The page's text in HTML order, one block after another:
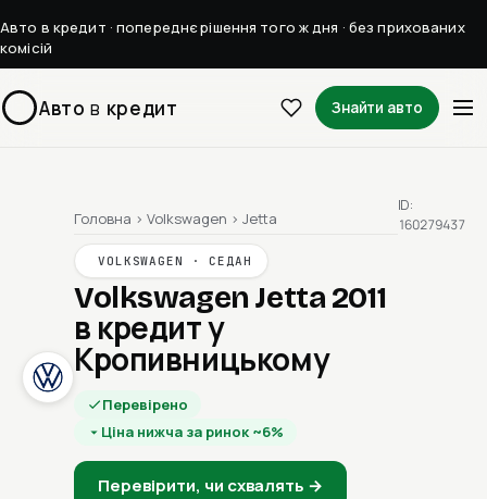
Авто в кредит · попереднє рішення того ж дня · без прихованих
комісій
Авто в кредит Знайти авто
Головна › Volkswagen › Jetta
VOLKSWAGEN · СЕДАН
Volkswagen Jetta 2011
в кредит у
Кропивницькому
Перевірено
Ціна нижча за ринок ~6%
Перевірити, чи схвалять →
ID:
160279437